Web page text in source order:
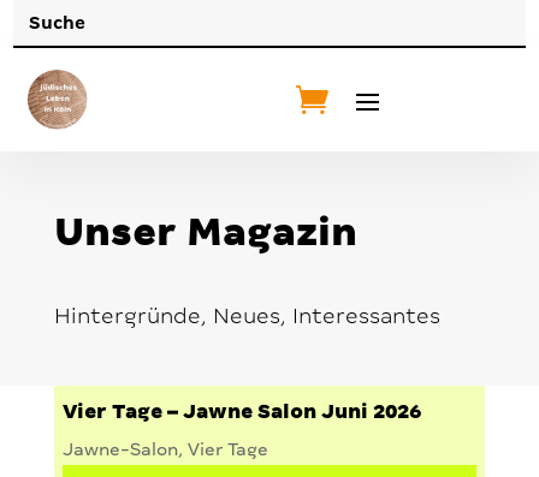
Unser Magazin
Hintergründe, Neues, Interessantes
Vier Tage – Jawne Salon Juni 2026
Jawne-Salon, Vier Tage